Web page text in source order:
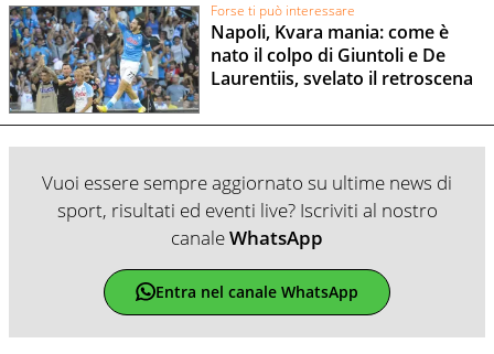
Forse ti può interessare
Napoli, Kvara mania: come è
nato il colpo di Giuntoli e De
Laurentiis, svelato il retroscena
Vuoi essere sempre aggiornato su ultime news di
sport, risultati ed eventi live? Iscriviti al nostro
canaleWhatsApp
Entra nel canale WhatsApp